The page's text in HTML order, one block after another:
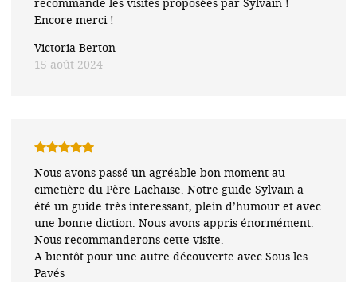
Victoria Berton
15 août 2024
Encore merci !
5
Nous avons passé un agréable bon moment au
cimetière du Père Lachaise. Notre guide Sylvain a
été un guide très interessant, plein d’humour et avec
une bonne diction. Nous avons appris énormément.
Nous recommanderons cette visite.
A bientôt pour une autre découverte avec Sous les
Pavés